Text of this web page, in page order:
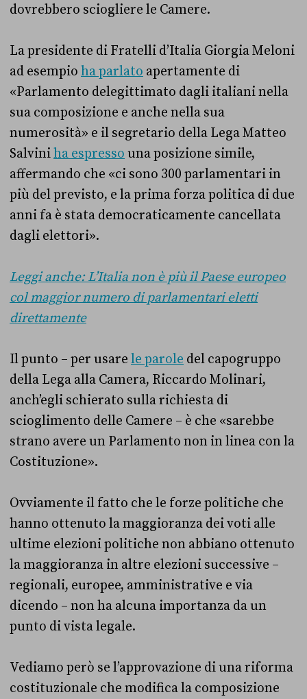
dovrebbero sciogliere le Camere.
La presidente di Fratelli d’Italia Giorgia Meloni
ad esempio ha parlato apertamente di
«Parlamento delegittimato dagli italiani nella
sua composizione e anche nella sua
numerosità» e il segretario della Lega Matteo
Salviniha espresso una posizione simile,
affermando che «ci sono 300 parlamentari in
più del previsto, e la prima forza politica di due
anni fa è stata democraticamente cancellata
dagli elettori».
Leggianche: L’Italia non è più il Paese europeo
col maggior numero di parlamentari eletti
direttamente
Il punto – per usare le parole del capogruppo
della Lega alla Camera, Riccardo Molinari,
anch’egli schierato sulla richiesta di
scioglimento delle Camere – è che «sarebbe
strano avere un Parlamento non in linea con la
Costituzione».
Ovviamente il fatto che le forze politiche che
hanno ottenuto la maggioranza dei voti alle
ultime elezioni politiche non abbiano ottenuto
la maggioranza in altre elezioni successive –
regionali, europee, amministrative e via
dicendo – non ha alcuna importanza da un
punto di vista legale.
Vediamo però se l’approvazione di una riforma
costituzionale che modifica la composizione